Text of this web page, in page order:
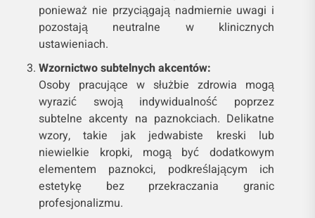
ponieważ nie przyciągają nadmiernie uwagi i
pozostają neutralne w klinicznych
ustawieniach.
Wzornictwo subtelnych akcentów:
Osoby pracujące w służbie zdrowia mogą
wyrazić swoją indywidualność poprzez
subtelne akcenty na paznokciach. Delikatne
wzory, takie jak jedwabiste kreski lub
niewielkie kropki, mogą być dodatkowym
elementem paznokci, podkreślającym ich
estetykę bez przekraczania granic
profesjonalizmu.